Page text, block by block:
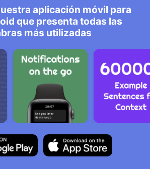
aplicación móvil para
que presenta todas las
más utilizadas